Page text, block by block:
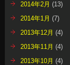
2014年2月 (13)
2014年1月 (7)
2013年12月 (4)
2013年11月 (4)
2013年10月 (4)